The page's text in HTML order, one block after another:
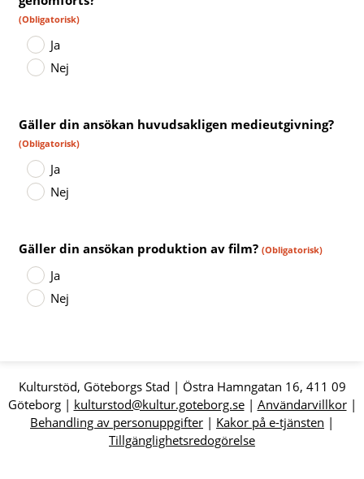
(Obligatorisk)
Ja
Nej
Gäller din ansökan huvudsakligen medieutgivning?
(Obligatorisk)
Ja
Nej
Gäller din ansökan produktion av film? (Obligatorisk)
Ja
Nej
Kulturstöd, Göteborgs Stad | Östra Hamngatan 16, 411 09
Göteborg | kulturstod@kultur.goteborg.se| Användarvillkor|
Behandling av personuppgifter | Kakor på e-tjänsten |
Tillgänglighetsredogörelse